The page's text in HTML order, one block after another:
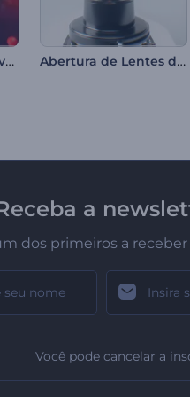
Abertura de Ano Novo Chinês Abertura de Lentes de Microscópio
a
dos primeiros a
Você pode cancelar a